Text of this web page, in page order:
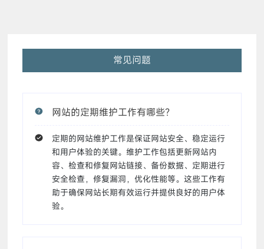
常见问题
网站的定期维护工作有哪些？
定期的网站维护工作是保证网站安全、稳定运行
和用户体验的关键。维护工作包括更新网站内
容、检查和修复网站链接、备份数据、定期进行
安全检查，修复漏洞，优化性能等。这些工作有
助于确保网站长期有效运行并提供良好的用户体
验。